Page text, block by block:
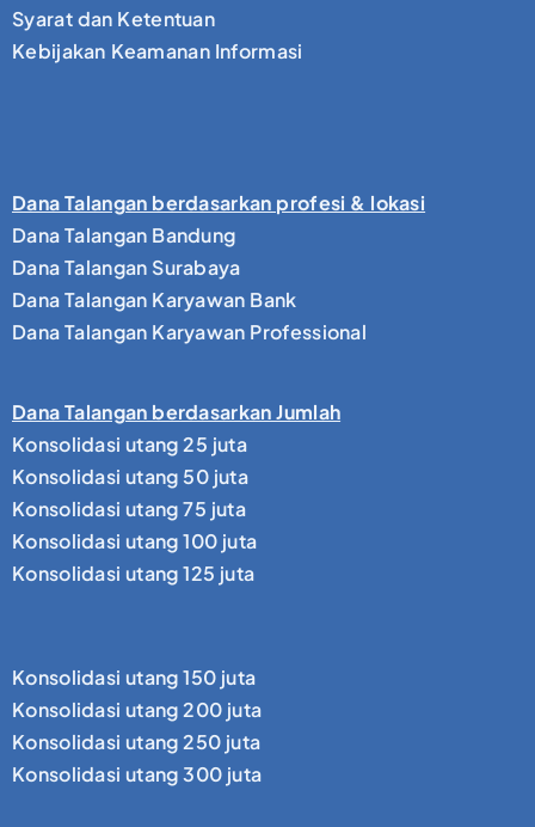
Syarat dan Ketentuan
Kebijakan Keamanan Informasi
Dana Talangan berdasarkan profesi & lokasi
Dana Talangan Bandung
Dana Talangan Surabaya
Dana Talangan Karyawan Bank
Dana Talangan Karyawan Professional
Dana Talangan berdasarkan Jumlah
Konsolidasi utang 25 juta
Konsolidasi utang 50 juta
Konsolidasi utang 75 juta
Konsolidasi utang 100 juta
Konsolidasi utang 125 juta
Konsolidasi utang 150 juta
Konsolidasi utang 200 juta
Konsolidasi utang 250 juta
Konsolidasi utang 300 juta